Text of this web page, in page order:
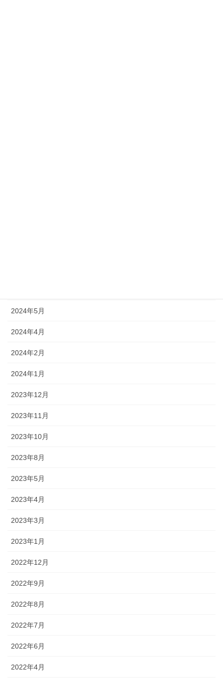
2024年5月
2024年4月
2024年2月
2024年1月
2023年12月
2023年11月
2023年10月
2023年8月
2023年5月
2023年4月
2023年3月
2023年1月
2022年12月
2022年9月
2022年8月
2022年7月
2022年6月
2022年4月